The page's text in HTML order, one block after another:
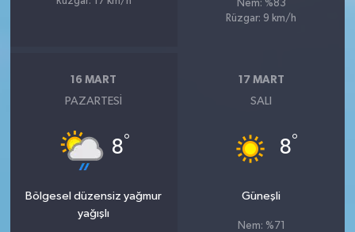
Nem: %83
Rüzgar: 9 km/h
16 MART
PAZARTESI
8°
Bölgesel düzensiz yağmur
yağışlı
17 MART
SALI
8°
Güneşli
Nem: %71